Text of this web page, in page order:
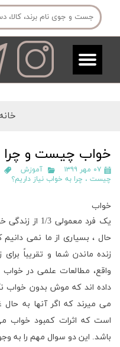
خواب چیست و چرا
۰۷ مهر ۱۳۹۹ آموزش
چیست ، چرا به خواب نیاز داریم؟
خواب
یک فرد
حال ، بسیاری از ما نمی
زنده ماندن شما و تقریباً
واقع، مطالعات علمی در
داده اند که موش بدون خواب
می میرند که اگر آنها به
است که اثرات کمبود خواب
باشد. این دو سوال مهم را به